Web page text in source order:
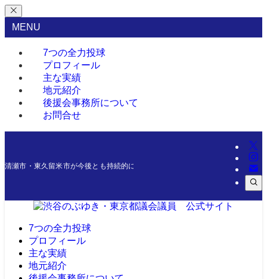
MENU
7つの全力投球
プロフィール
主な実績
地元紹介
後援会事務所について
お問合せ
清瀬市・東久留米市が今後とも持続的に発展できるよう、微力ながら今後一層
7つの全力投球
プロフィール
主な実績
地元紹介